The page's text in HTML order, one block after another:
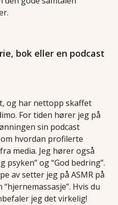
bok eller en podcast
og har nettopp skaffet
For tiden hører jeg på
sin podcast
om hvordan profilerte
media. Jeg hører også
psyken” og “God bedring”.
av setter jeg på ASMR på
Hvis du
jeg det virkelig!